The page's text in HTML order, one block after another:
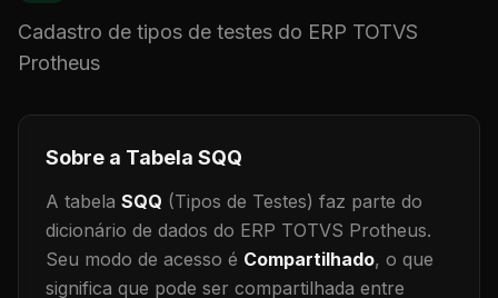
Cadastro de tipos de testes do ERP TOTVS
Protheus
Sobre a Tabela SQQ
A tabela SQQ (Tipos de Testes) faz parte do
dicionário de dados do ERP TOTVS Protheus.
Seu modo de acesso é Compartilhado, o que
significa que pode ser compartilhada entre